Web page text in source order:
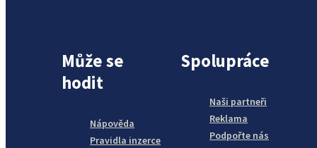
Může se
hodit
Nápověda
Pravidla inzerce
Spolupráce
Naši partneři
Reklama
Podpořte nás